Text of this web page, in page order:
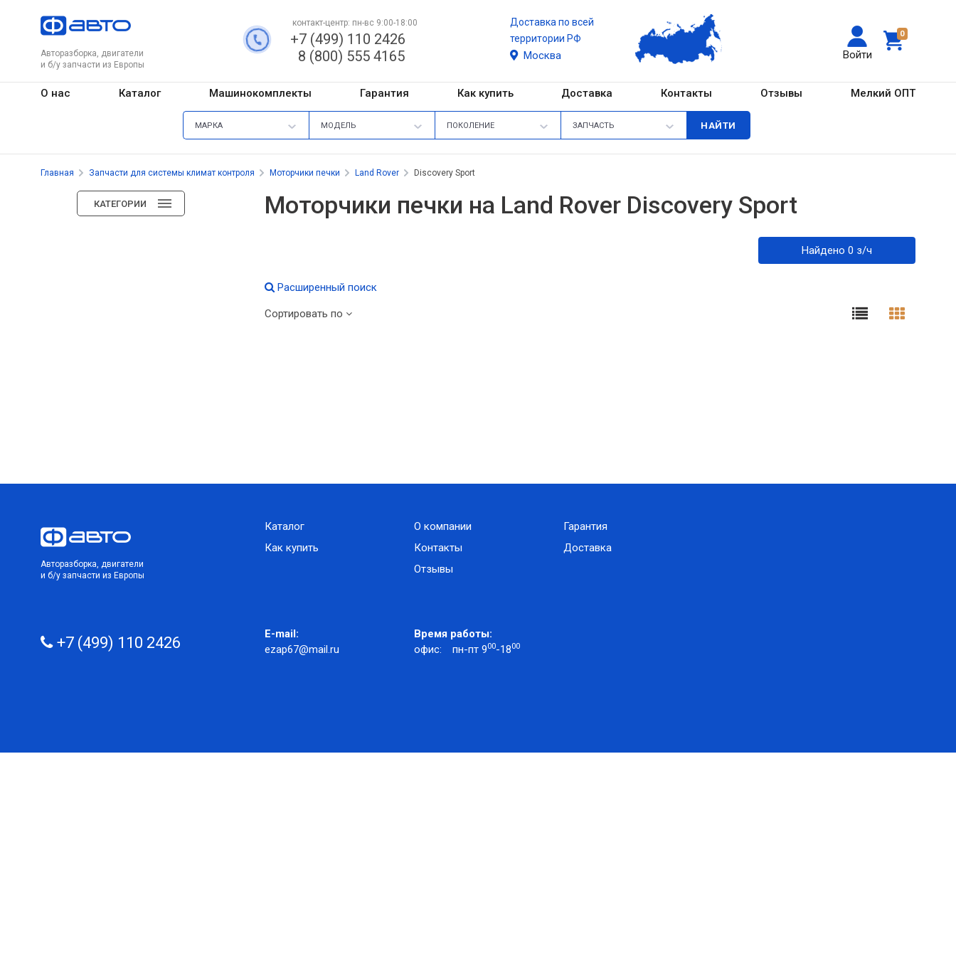
Авторазборка, двигатели
и б/у запчасти из Европы
0
Войти
контакт-центр: пн-вс 9:00-18:00
+7 (499) 110 2426
8 (800) 555 4165
Доставка по всей
территории РФ
Москва
О нас Каталог Машинокомплекты Гарантия Как купить Доставка Контакты Отзывы Мелкий ОПТ
МАРКА МОДЕЛЬ ПОКОЛЕНИЕ ЗАПЧАСТЬ
Главная Запчасти для системы климат контроля Моторчики печки Land Rover Discovery Sport
КАТЕГОРИИ Моторчики печки на Land Rover Discovery Sport
Найдено 0 з/ч
Расширенный поиск
Сортировать по
Авторазборка, двигатели
и б/у запчасти из Европы
Каталог
Как купить
О компании
Контакты
Отзывы
Гарантия
Доставка
+7 (499) 110 2426
E-mail:
ezap67@mail.ru
Время работы:
офис:
пн-пт 900-1800